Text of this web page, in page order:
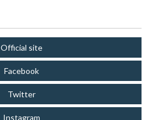
Official site
Facebook
Twitter
Instagram